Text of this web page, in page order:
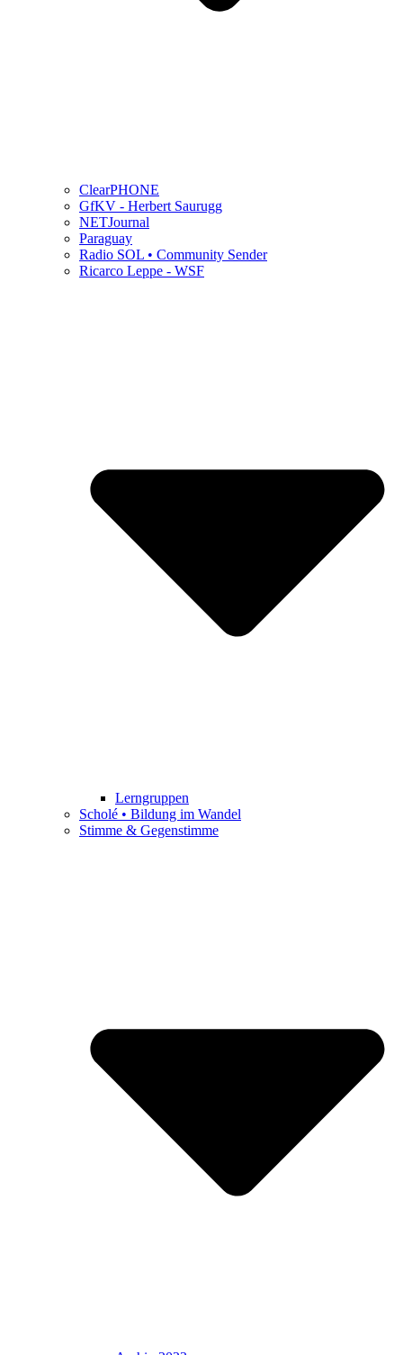
ClearPHONE
GfKV - Herbert Saurugg
NETJournal
Paraguay
Radio SOL • Community Sender
Ricarco Leppe - WSF
Lerngruppen
Scholé • Bildung im Wandel
Stimme & Gegenstimme